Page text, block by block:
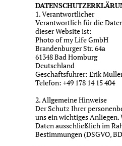
1. Verantwortlicher
Verantwortlich für die
dieser Website ist:
Photo of my Life GmbH
Brandenburger Str. 64a
61348 Bad Homburg
Deutschland
Geschäftsführer: Erik
Telefon: +49 178 14 15 404
2. Allgemeine Hinweise
Der Schutz Ihrer
uns ein wichtiges
Daten ausschließlich im
Bestimmungen (DSGVO,